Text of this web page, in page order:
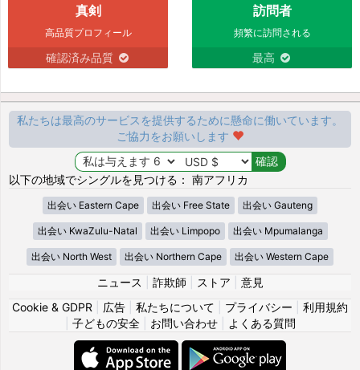
真剣
高品質プロフィール
確認済み品質
訪問者
頻繁に訪問される
最高
私たちは最高のサービスを提供するために懸命に働いています。
ご協力をお願いします
以下の地域でシングルを見つける： 南アフリカ
出会い Eastern Cape 出会い Free State 出会い Gauteng
出会い KwaZulu-Natal 出会い Limpopo 出会い Mpumalanga
出会い North West 出会い Northern Cape 出会い Western Cape
ニュース 詐欺師 ストア
意見
Cookie & GDPR
広告 私たちについて プライバシー
利用規約
子どもの安全| お問い合わせ| よくある質問